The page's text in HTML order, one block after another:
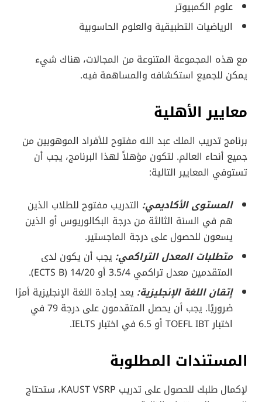
علوم الكمبيوتر
الرياضيات التطبيقية والعلوم الحاسوبية
مع هذه المجموعة المتنوعة من المجالات، هناك شيء
يمكن للجميع استكشافه والمساهمة فيه.
معايير الأهلية
برنامج تدريب الملك عبد الله مفتوح للأفراد الموهوبين من
جميع أنحاء العالم. لتكون مؤهلاً لهذا البرنامج، يجب أن
تستوفي المعايير التالية:
المستوى الأكاديمي: التدريب مفتوح للطلاب الذين
هم في السنة الثالثة من درجة البكالوريوس أو الذين
يسعون للحصول على درجة الماجستير.
متطلبات المعدل التراكمي: يجب أن يكون لدى
المتقدمين معدل تراكمي 3.5/4 أو 14/20 (ECTS B).
إتقان اللغة الإنجليزية: يعد إجادة اللغة الإنجليزية أمرًا
ضروريًا. يجب أن يحصل المتقدمون على درجة 79 في
اختبار TOEFL IBT أو 6.5 في اختبار IELTS.
المستندات المطلوبة
لإكمال طلبك للحصول على تدريب KAUST VSRP، ستحتاج